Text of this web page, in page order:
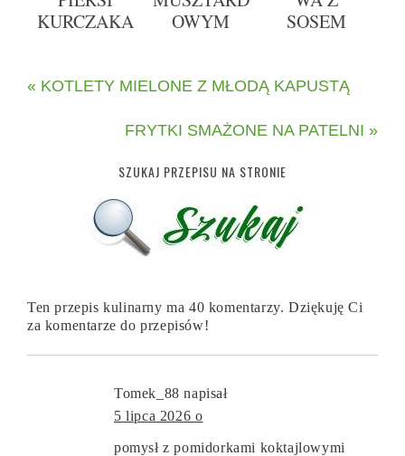
KURCZAKA
OWYM
SOSEM
« KOTLETY MIELONE Z MŁODĄ KAPUSTĄ
FRYTKI SMAŻONE NA PATELNI »
SZUKAJ PRZEPISU NA STRONIE
Ten przepis kulinarny ma 40 komentarzy. Dziękuję Ci
za komentarze do przepisów!
Tomek_88 napisał
5 lipca 2026 o
pomysł z pomidorkami koktajlowymi